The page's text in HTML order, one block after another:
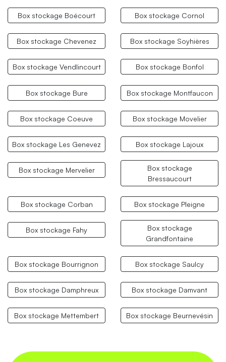
Box stockage Boécourt Box stockage Cornol
Box stockage Chevenez Box stockage Soyhières
Box stockage Vendlincourt Box stockage Bonfol
Box stockage Bure Box stockage Montfaucon
Box stockage Coeuve Box stockage Movelier
Box stockage Les Genevez Box stockage Lajoux
Box stockage Mervelier
Box stockage
Bressaucourt
Box stockage Corban Box stockage Pleigne
Box stockage Fahy
Box stockage
Grandfontaine
Box stockage Bourrignon Box stockage Saulcy
Box stockage Damphreux Box stockage Damvant
Box stockage Mettembert Box stockage Beurnevésin